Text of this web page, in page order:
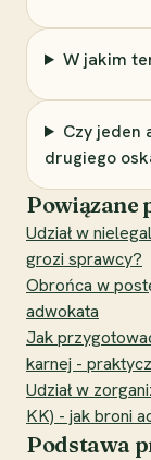
W jakim
Czy jeden
drugiego
Powiązane
Udział w
grozi sprawcy?
Obrońca w
adwokata
Jak
karnej -
Udział w
KK) - jak broni
Podstawa